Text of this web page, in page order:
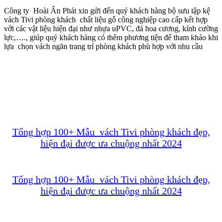
Công ty Hoài Ân Phát xin gửi đến quý khách hàng bộ sưu tập kệ
vách Tivi phòng khách chất liệu gỗ công nghiệp cao cấp kết hợp
với các vật liệu hiện đại như nhựa uPVC, đá hoa cương, kính cường
lực,…., giúp quý khách hàng có thêm phương tiện để tham khảo khi
lựa chọn vách ngăn trang trí phòng khách phù hợp với nhu cầu
Tổng hợp 100+ Mẫu vách Tivi phòng khách đẹp,
hiện đại được ưa chuộng nhất 2024
Tổng hợp 100+ Mẫu vách Tivi phòng khách đẹp,
hiện đại được ưa chuộng nhất 2024